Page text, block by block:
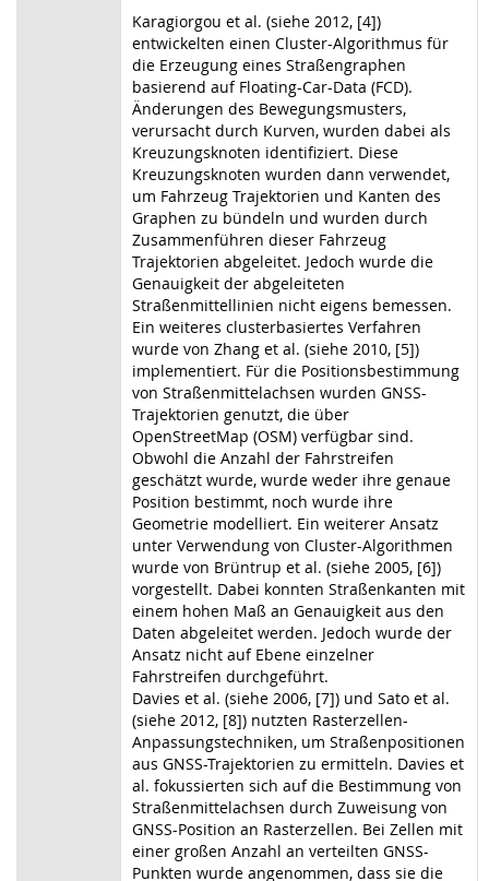
Karagiorgou et al. (siehe 2012, [4])
entwickelten einen Cluster-Algorithmus für
die Erzeugung eines Straßengraphen
basierend auf Floating-Car-Data (FCD).
Änderungen des Bewegungsmusters,
verursacht durch Kurven, wurden dabei als
Kreuzungsknoten identifiziert. Diese
Kreuzungsknoten wurden dann verwendet,
um Fahrzeug Trajektorien und Kanten des
Graphen zu bündeln und wurden durch
Zusammenführen dieser Fahrzeug
Trajektorien abgeleitet. Jedoch wurde die
Genauigkeit der abgeleiteten
Straßenmittellinien nicht eigens bemessen.
Ein weiteres clusterbasiertes Verfahren
wurde von Zhang et al. (siehe 2010, [5])
implementiert. Für die Positionsbestimmung
von Straßenmittelachsen wurden GNSS-
Trajektorien genutzt, die über
OpenStreetMap (OSM) verfügbar sind.
Obwohl die Anzahl der Fahrstreifen
geschätzt wurde, wurde weder ihre genaue
Position bestimmt, noch wurde ihre
Geometrie modelliert. Ein weiterer Ansatz
unter Verwendung von Cluster-Algorithmen
wurde von Brüntrup et al. (siehe 2005, [6])
vorgestellt. Dabei konnten Straßenkanten mit
einem hohen Maß an Genauigkeit aus den
Daten abgeleitet werden. Jedoch wurde der
Ansatz nicht auf Ebene einzelner
Fahrstreifen durchgeführt.
Davies et al. (siehe 2006, [7]) und Sato et al.
(siehe 2012, [8]) nutzten Rasterzellen-
Anpassungstechniken, um Straßenpositionen
aus GNSS-Trajektorien zu ermitteln. Davies et
al. fokussierten sich auf die Bestimmung von
Straßenmittelachsen durch Zuweisung von
GNSS-Position an Rasterzellen. Bei Zellen mit
einer großen Anzahl an verteilten GNSS-
Punkten wurde angenommen, dass sie die